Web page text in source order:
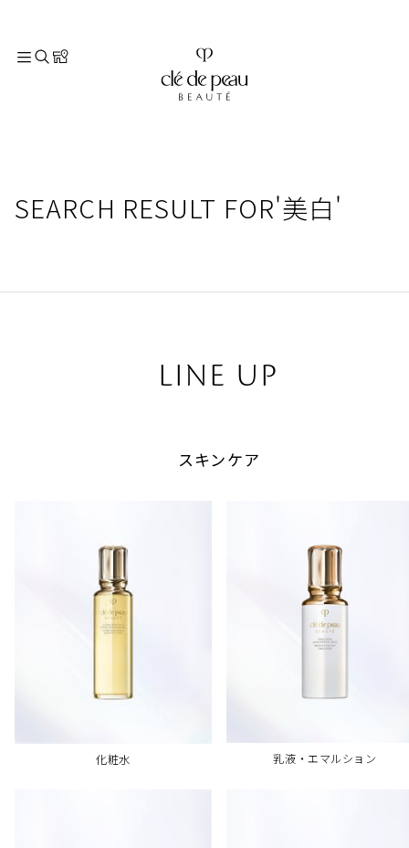
SEARCH RESULT FOR'美白'
LINE UP
スキンケア
化粧水 乳液・エマルション